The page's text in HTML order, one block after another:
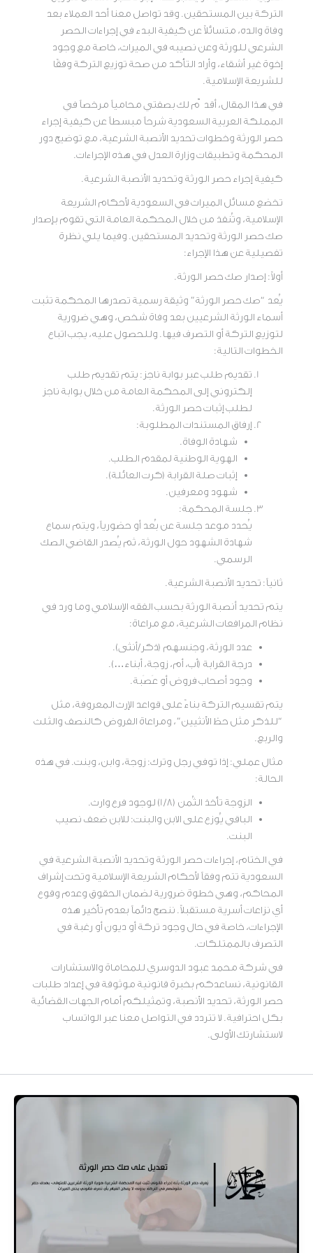
التركة بين المستحقين. وقد تواصل معنا أحد العملاء بعد
وفاة والده، متسائلاً عن كيفية البدء في إجراءات الحصر
الشرعي للورثة وعن نصيبه في الميراث، خاصة مع وجود
إخوة غير أشقاء، وأراد التأكد من صحة توزيع التركة وفقًا
للشريعة الإسلامية.
في هذا المقال، أقدّم لك بصفتي محامياً مرخصاً في
المملكة العربية السعودية شرحاً مبسطاً عن كيفية إجراء
حصر الورثة وخطوات تحديد الأنصبة الشرعية، مع توضيح دور
المحكمة وتطبيقات وزارة العدل في هذه الإجراءات.
كيفية إجراء حصر الورثة وتحديد الأنصبة الشرعية.
تخضع مسائل الميراث في السعودية لأحكام الشريعة
الإسلامية، وتُنفذ من خلال المحكمة العامة التي تقوم بإصدار
صك حصر الورثة وتحديد المستحقين. وفيما يلي نظرة
تفصيلية عن هذا الإجراء:
أولاً: إصدار صك حصر الورثة.
يُعد “صك حصر الورثة” وثيقة رسمية تصدرها المحكمة تثبت
أسماء الورثة الشرعيين بعد وفاة شخص، وهي ضرورية
لتوزيع التركة أو التصرف فيها. وللحصول عليه، يجب اتباع
الخطوات التالية:
تقديم طلب عبر بوابة ناجز: يتم تقديم طلب
إلكتروني إلى المحكمة العامة من خلال بوابة ناجز
لطلب إثبات حصر الورثة.
إرفاق المستندات المطلوبة:
شهادة الوفاة.
الهوية الوطنية لمقدم الطلب.
إثبات صلة القرابة (كرت العائلة).
شهود ومعرفين.
جلسة المحكمة:
يُحدد موعد جلسة عن بُعد أو حضورياً، ويتم سماع
شهادة الشهود حول الورثة، ثم يُصدر القاضي الصك
الرسمي.
ثانياً: تحديد الأنصبة الشرعية.
يتم تحديد أنصبة الورثة بحسب الفقه الإسلامي وما ورد في
نظام المرافعات الشرعية، مع مراعاة:
عدد الورثة، وجنسهم (ذكر/أنثى).
درجة القرابة (أب، أم، زوجة، أبناء…).
وجود أصحاب فروض أو عَصَبة.
يتم تقسيم التركة بناءً على قواعد الإرث المعروفة، مثل
“للذكر مثل حظ الأنثيين”، ومراعاة الفروض كالنصف والثلث
والربع.
مثال عملي: إذا توفي رجل وترك: زوجة، وابن، وبنت. في هذه
الحالة:
الزوجة تأخذ الثُمن (1/8) لوجود فرع وارث.
الباقي يُوزع على الابن والبنت: للابن ضعف نصيب
البنت.
في الختام، إجراءات حصر الورثة وتحديد الأنصبة الشرعية في
السعودية تتم وفقاً لأحكام الشريعة الإسلامية وتحت إشراف
المحاكم، وهي خطوة ضرورية لضمان الحقوق وعدم وقوع
أي نزاعات أسرية مستقبلاً. ننصح دائماً بعدم تأخير هذه
الإجراءات، خاصة في حال وجود تركة أو ديون أو رغبة في
التصرف بالممتلكات.
في شركة محمد عبود الدوسري للمحاماة والاستشارات
القانونية، نساعدكم بخبرة قانونية موثوقة في إعداد طلبات
حصر الورثة، تحديد الأنصبة، وتمثيلكم أمام الجهات القضائية
بكل احترافية. لا تتردد في التواصل معنا عبر الواتساب
لاستشارتك الأولى.